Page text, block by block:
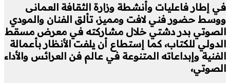
في إطار فاعليات وأنشطة وزارة الثقافة العمانى
ووسط حضور فني لافت ومميز، تألق الفنان والمودي
الصوتي بدر دشتي خلال مشاركته في معرض مسقط
الدولي للكتاب، كما إستطاع أن يلفت الأنظار بأعمالة
الفنية وإبداعاته المتنوعة في عالم فن العرائس والأداء
الصوتي،